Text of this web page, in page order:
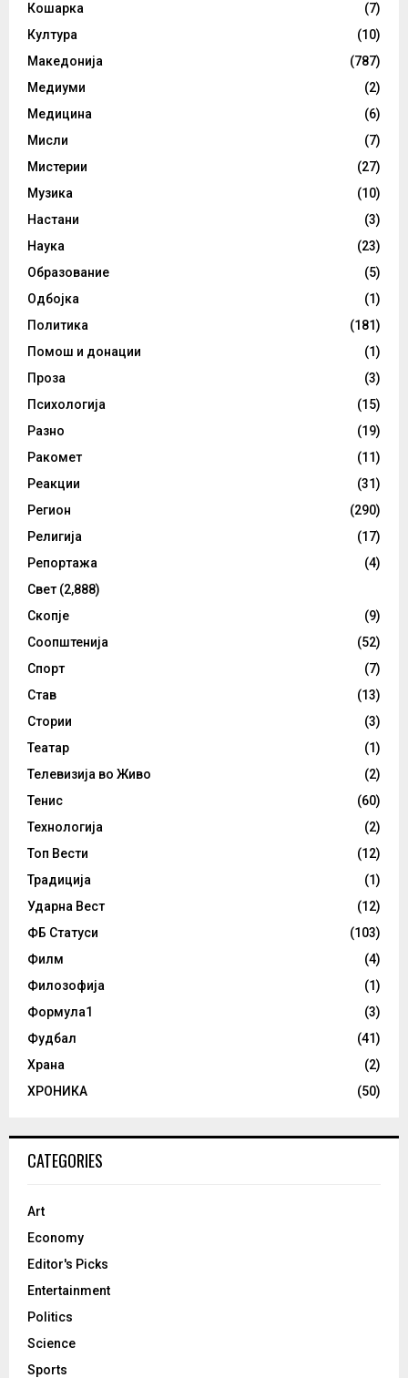
Кошарка
(7)
Култура
(10)
Македонија
(787)
Медиуми
(2)
Медицина
(6)
Мисли
(7)
Мистерии
(27)
Музика
(10)
Настани
(3)
Наука
(23)
Образование
(5)
Одбојка
(1)
Политика
(181)
Помош и донации
(1)
Проза
(3)
Психологија
(15)
Разно
(19)
Ракомет
(11)
Реакции
(31)
Регион
(290)
Религија
(17)
Репортажа
(4)
Свет (2,888)
Скопје
(9)
Соопштенија
(52)
Спорт
(7)
Став
(13)
Стории
(3)
Театар
(1)
Телевизија во Живо
(2)
Тенис
(60)
Технологија
(2)
Топ Вести
(12)
Традиција
(1)
Ударна Вест
(12)
ФБ Статуси
(103)
Филм
(4)
Филозофија
(1)
Формула1
(3)
Фудбал
(41)
Храна
(2)
ХРОНИКА
(50)
CATEGORIES
Art
Economy
Editor's Picks
Entertainment
Politics
Science
Sports